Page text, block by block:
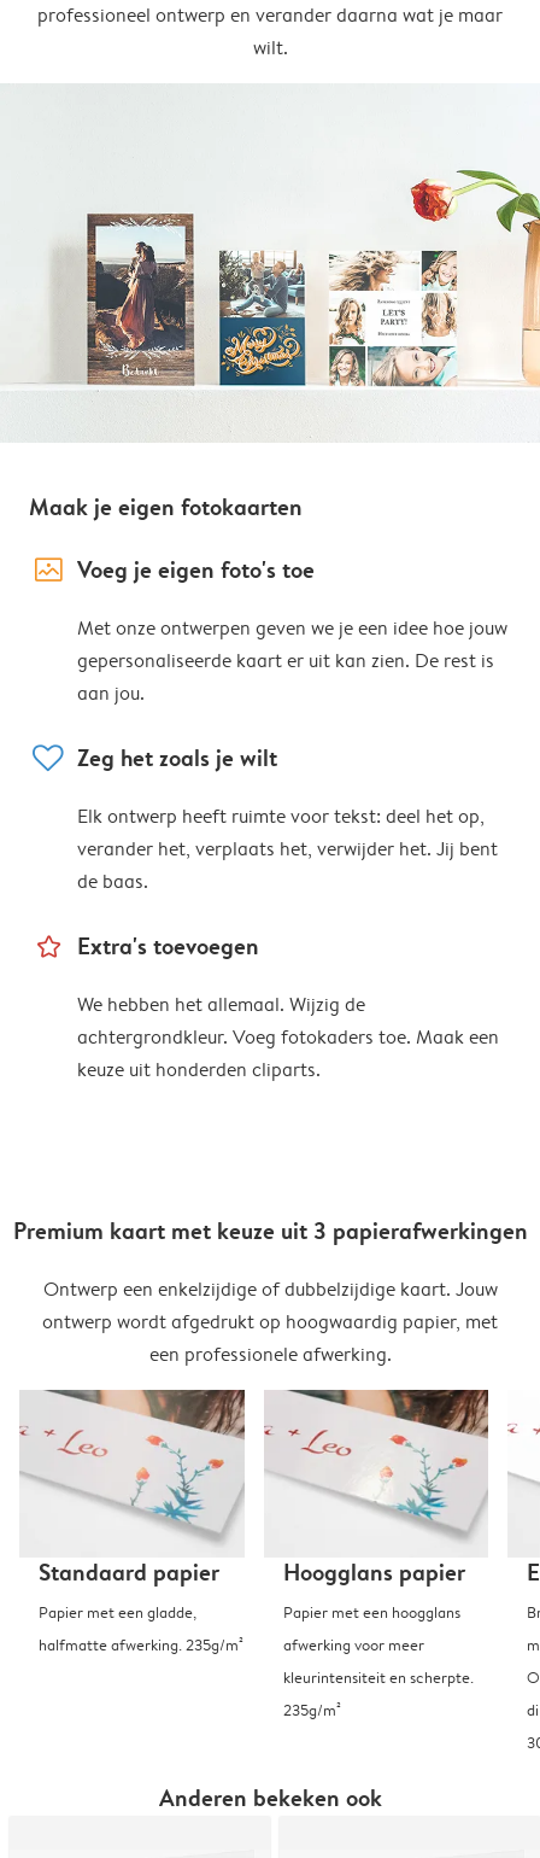
professioneel ontwerp en verander daarna wat je maar
wilt.
Maak je eigen fotokaarten
image_placeholder Voeg je eigen foto's toe
Met onze ontwerpen geven we je een idee hoe jouw
gepersonaliseerde kaart er uit kan zien. De rest is
aan jou.
heart Zeg het zoals je wilt
Elk ontwerp heeft ruimte voor tekst: deel het op,
verander het, verplaats het, verwijder het. Jij bent
de baas.
star_outline Extra's toevoegen
We hebben het allemaal. Wijzig de
achtergrondkleur. Voeg fotokaders toe. Maak een
keuze uit honderden cliparts.
Premium kaart met keuze uit 3 papierafwerkingen
Ontwerp een enkelzijdige of dubbelzijdige kaart. Jouw
ontwerp wordt afgedrukt op hoogwaardig papier, met
een professionele afwerking.
Standaard papier
Papier met een gladde,
halfmatte afwerking. 235g/m²
Hoogglans papier
Papier met een hoogglans
afwerking voor meer
kleurintensiteit en scherpte.
235g/m²
Anderen bekeken ook